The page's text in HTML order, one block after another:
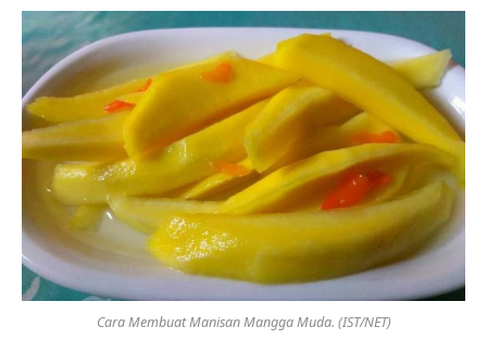
Cara Membuat Manisan Mangga Muda. (IST/NET)